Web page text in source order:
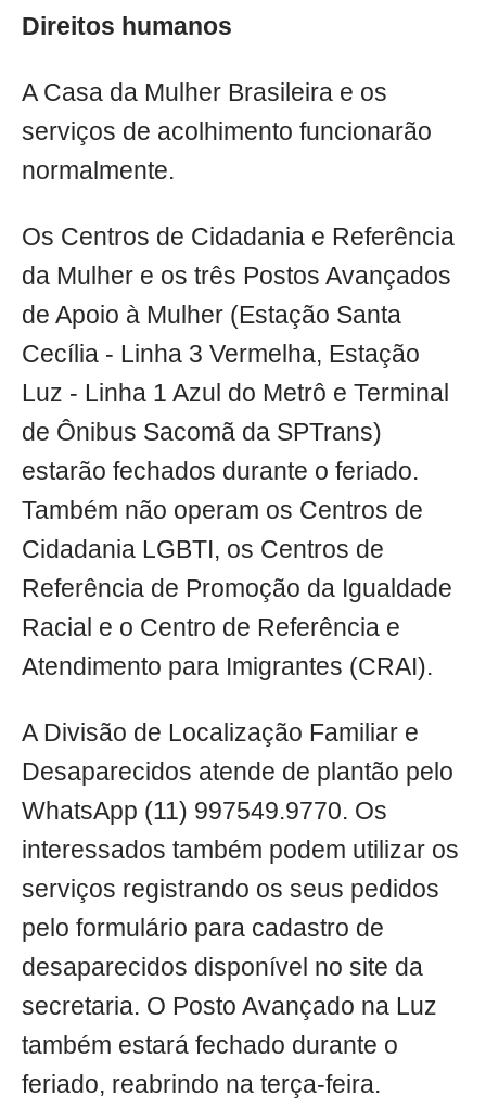
Direitos humanos
A Casa da Mulher Brasileira e os
serviços de acolhimento funcionarão
normalmente.
Os Centros de Cidadania e Referência
da Mulher e os três Postos Avançados
de Apoio à Mulher (Estação Santa
Cecília - Linha 3 Vermelha, Estação
Luz - Linha 1 Azul do Metrô e Terminal
de Ônibus Sacomã da SPTrans)
estarão fechados durante o feriado.
Também não operam os Centros de
Cidadania LGBTI, os Centros de
Referência de Promoção da Igualdade
Racial e o Centro de Referência e
Atendimento para Imigrantes (CRAI).
A Divisão de Localização Familiar e
Desaparecidos atende de plantão pelo
WhatsApp (11) 997549.9770. Os
interessados também podem utilizar os
serviços registrando os seus pedidos
pelo formulário para cadastro de
desaparecidos disponível no site da
secretaria. O Posto Avançado na Luz
também estará fechado durante o
feriado, reabrindo na terça-feira.